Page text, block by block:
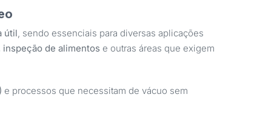
útil, sendo essenciais para diversas aplicações
de alimentos e outras áreas que exigem
e processos que necessitam de vácuo sem